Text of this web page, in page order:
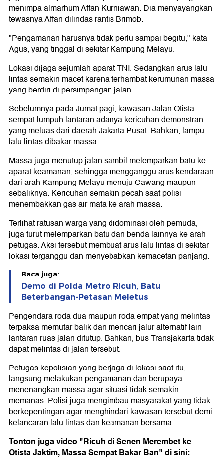
menimpa almarhum Affan Kurniawan. Dia menyayangkan
tewasnya Affan dilindas rantis Brimob.
"Pengamanan harusnya tidak perlu sampai begitu," kata
Agus, yang tinggal di sekitar Kampung Melayu.
Lokasi dijaga sejumlah aparat TNI. Sedangkan arus lalu
lintas semakin macet karena terhambat kerumunan massa
yang berdiri di persimpangan jalan.
Sebelumnya pada Jumat pagi, kawasan Jalan Otista
sempat lumpuh lantaran adanya kericuhan demonstran
yang meluas dari daerah Jakarta Pusat. Bahkan, lampu
lalu lintas dibakar massa.
Massa juga menutup jalan sambil melemparkan batu ke
aparat keamanan, sehingga mengganggu arus kendaraan
dari arah Kampung Melayu menuju Cawang maupun
sebaliknya. Kericuhan semakin pecah saat polisi
menembakkan gas air mata ke arah massa.
Terlihat ratusan warga yang didominasi oleh pemuda,
juga turut melemparkan batu dan benda lainnya ke arah
petugas. Aksi tersebut membuat arus lalu lintas di sekitar
lokasi terganggu dan menyebabkan kemacetan panjang.
Baca juga:
Demo di Polda Metro Ricuh, Batu
Beterbangan-Petasan Meletus
Pengendara roda dua maupun roda empat yang melintas
terpaksa memutar balik dan mencari jalur alternatif lain
lantaran ruas jalan ditutup. Bahkan, bus Transjakarta tidak
dapat melintas di jalan tersebut.
Petugas kepolisian yang berjaga di lokasi saat itu,
langsung melakukan pengamanan dan berupaya
menenangkan massa agar situasi tidak semakin
memanas. Polisi juga mengimbau masyarakat yang tidak
berkepentingan agar menghindari kawasan tersebut demi
kelancaran lalu lintas dan keamanan bersama.
Tonton juga video "Ricuh di Senen Merembet ke
Otista Jaktim, Massa Sempat Bakar Ban" di sini: